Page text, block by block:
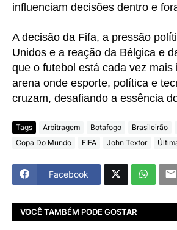
influenciam decisões dentro e
A decisão da Fifa, a pressão
Unidos e a reação da Bélgica e
que o futebol está cada vez mais
arena onde esporte, política e
cruzam, desafiando a essência
Tags Arbitragem Botafogo Brasileirão
Copa Do Mundo
FIFA John Textor
Facebook
VOCÊ TAMBÉM PODE GOSTAR